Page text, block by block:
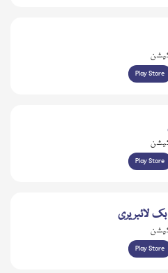
Play Store
Play Store
لائبریری
Play Store